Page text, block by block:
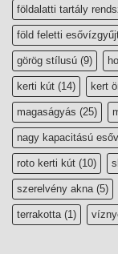
földalatti tartály
föld feletti
görög stílusú (9)
kerti kút (14) kert
magaságyás (25)
nagy kapacitású
roto kerti kút (10)
szerelvény akna (5)
terrakotta (1)